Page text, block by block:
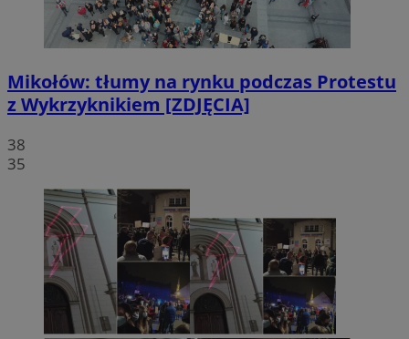
Mikołów: tłumy na rynku podczas Protestu
z Wykrzyknikiem [ZDJĘCIA]
38
35